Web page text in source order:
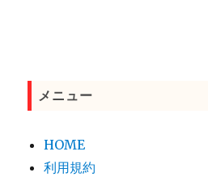
メニュー
HOME
利用規約